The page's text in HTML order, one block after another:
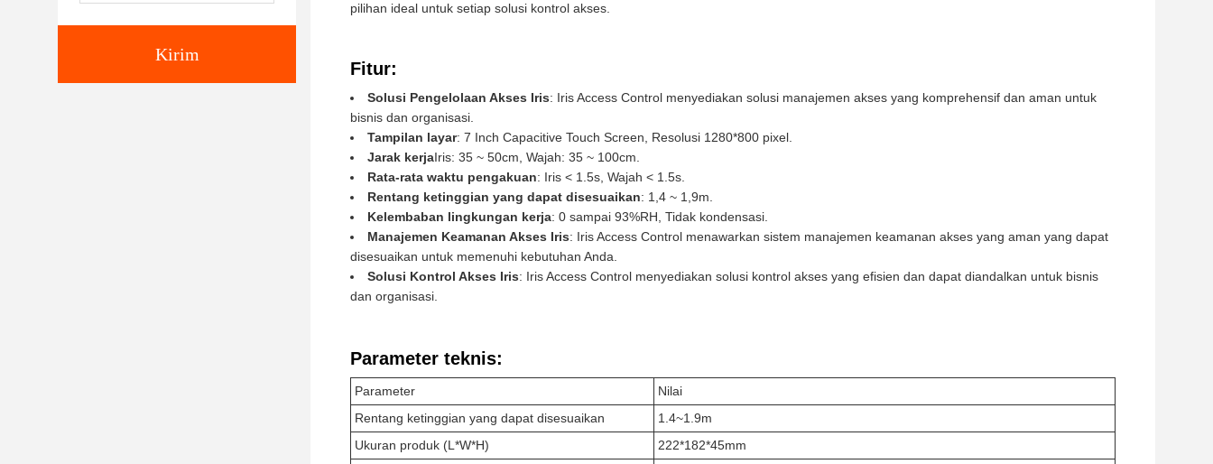
Kirim
pilihan ideal untuk setiap solusi kontrol akses.
Fitur:
Solusi Pengelolaan Akses Iris: Iris Access Control menyediakan solusi manajemen akses yang komprehensif dan aman untuk
bisnis dan organisasi.
Tampilan layar: 7 Inch Capacitive Touch Screen, Resolusi 1280*800 pixel.
Jarak kerjaIris: 35 ~ 50cm, Wajah: 35 ~ 100cm.
Rata-rata waktu pengakuan: Iris < 1.5s, Wajah < 1.5s.
Rentang ketinggian yang dapat disesuaikan: 1,4 ~ 1,9m.
Kelembaban lingkungan kerja: 0 sampai 93%RH, Tidak kondensasi.
Manajemen Keamanan Akses Iris: Iris Access Control menawarkan sistem manajemen keamanan akses yang aman yang dapat
disesuaikan untuk memenuhi kebutuhan Anda.
Solusi Kontrol Akses Iris: Iris Access Control menyediakan solusi kontrol akses yang efisien dan dapat diandalkan untuk bisnis
dan organisasi.
Parameter teknis:
Parameter
Nilai
Rentang ketinggian yang dapat disesuaikan
1.4~1.9m
Ukuran produk (L*W*H)
222*182*45mm